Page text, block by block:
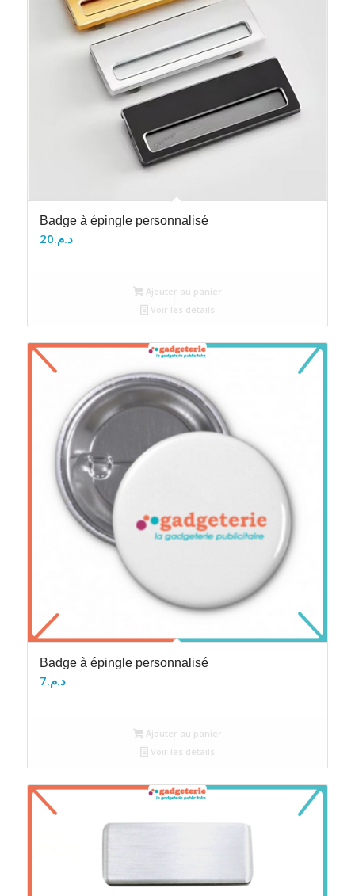
Badge à épingle personnalisé
د.م.20
Ajouter au panier
Voir les détails
Badge à épingle personnalisé
د.م.7
Ajouter au panier
Voir les détails